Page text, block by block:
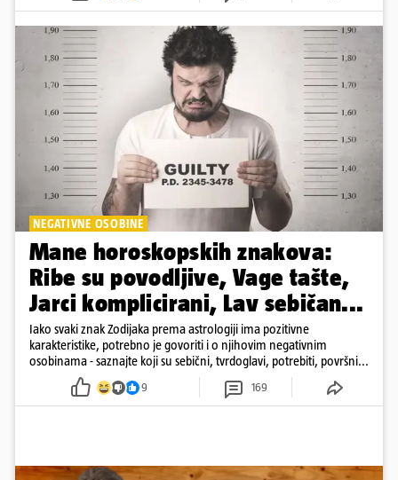
NEGATIVNE OSOBINE
Mane horoskopskih znakova:
Ribe su povodljive, Vage tašte,
Jarci komplicirani, Lav sebičan...
Iako svaki znak Zodijaka prema astrologiji ima pozitivne
karakteristike, potrebno je govoriti i o njihovim negativnim
osobinama - saznajte koji su sebični, tvrdoglavi, potrebiti, površni...
9 169